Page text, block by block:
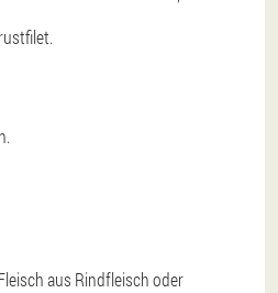
aus Rindfleisch oder